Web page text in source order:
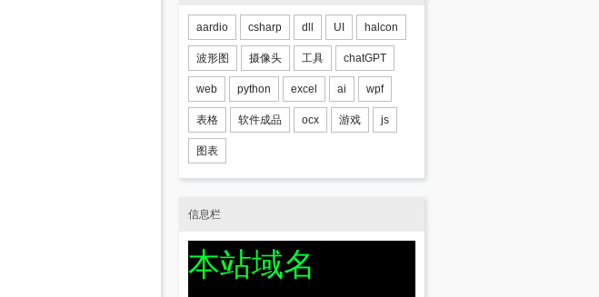
aardio csharp dll UI halcon
波形图 摄像头 工具 chatGPT
web python excel ai wpf
表格 软件成品 ocx 游戏 js
图表
信息栏
本站域名